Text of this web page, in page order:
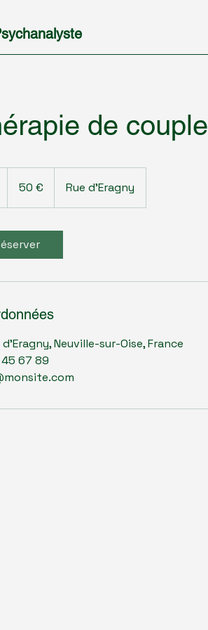
de couple
50 € Rue d'Eragny
d'Eragny, Neuville-sur-Oise, France
67 89